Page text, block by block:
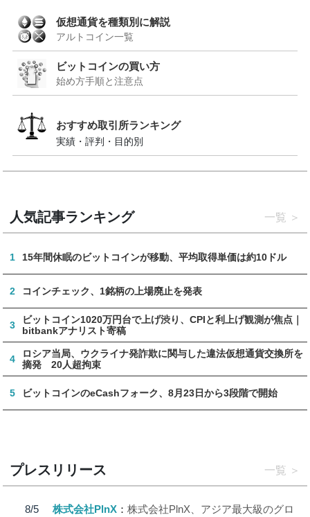
仮想通貨を種類別に解説
アルトコイン一覧
ビットコインの買い方
始め方手順と注意点
おすすめ取引所ランキング
実績・評判・目的別
人気記事ランキング 一覧
1 15年間休眠のビットコインが移動、平均取得単価は約10ドル
2 コインチェック、1銘柄の上場廃止を発表
3
ビットコイン1020万円台で上げ渋り、CPIと利上げ観測が焦点｜
bitbankアナリスト寄稿
4
ロシア当局、ウクライナ発詐欺に関与した違法仮想通貨交換所を
摘発 20人超拘束
5 ビットコインのeCashフォーク、8月23日から3段階で開始
プレスリリース 一覧
8/5
株式会社PlnX
株式会社PlnX、アジア最大級のグロ